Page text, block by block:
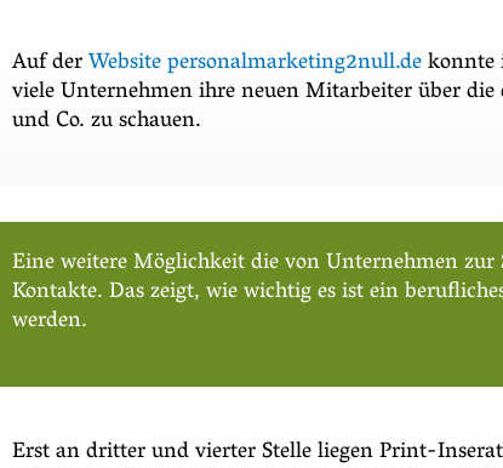
Auf derWebsite personalmarketing2null.dekonnte
viele Unternehmen ihre neuen Mitarbeiter über
und Co. zu schauen.
Eine weitere Möglichkeit die von Unternehmen zur
Kontakte. Das zeigt, wie wichtig es ist ein
werden.
Erst an dritter und vierter Stelle liegen Print-